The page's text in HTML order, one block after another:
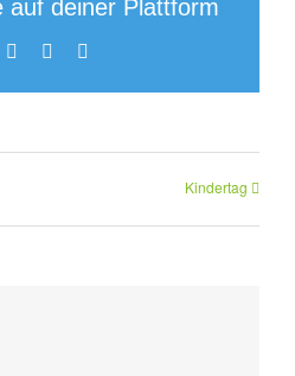
auf deiner Plattform
WhatsApp
Pinterest
Kindertag